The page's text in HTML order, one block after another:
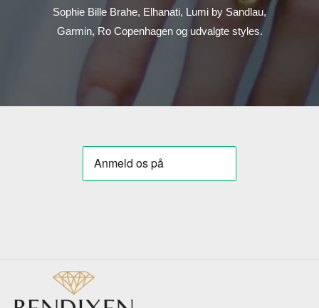
Sophie Bille Brahe, Elhanati, Lumi by Sandlau,
Garmin, Ro Copenhagen og udvalgte styles.